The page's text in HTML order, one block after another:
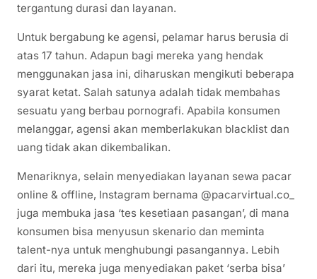
tergantung durasi dan layanan.
Untuk bergabung ke agensi, pelamar harus berusia di
atas 17 tahun. Adapun bagi mereka yang hendak
menggunakan jasa ini, diharuskan mengikuti beberapa
syarat ketat. Salah satunya adalah tidak membahas
sesuatu yang berbau pornografi. Apabila konsumen
melanggar, agensi akan memberlakukan blacklist dan
uang tidak akan dikembalikan.
Menariknya, selain menyediakan layanan sewa pacar
online & offline, Instagram bernama @pacarvirtual.co_
juga membuka jasa ‘tes kesetiaan pasangan’, di mana
konsumen bisa menyusun skenario dan meminta
talent-nya untuk menghubungi pasangannya. Lebih
dari itu, mereka juga menyediakan paket ‘serba bisa’